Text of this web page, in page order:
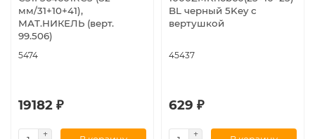
мм/31+10+41),
МАТ.НИКЕЛЬ (верт.
99.506)
5474
19182 ₽
BL черный 5Key с
вертушкой
45437
629 ₽